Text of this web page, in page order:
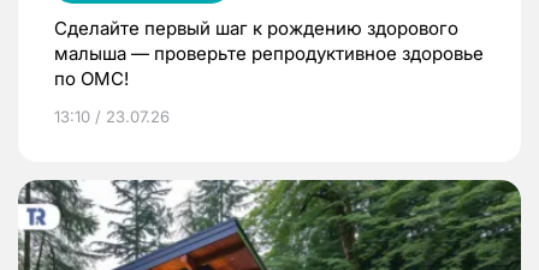
Сделайте первый шаг к рождению здорового
малыша — проверьте репродуктивное здоровье
по ОМС!
13:10 / 23.07.26